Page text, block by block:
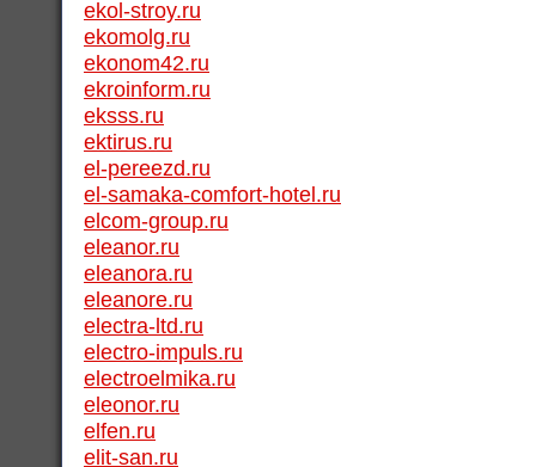
ekol-stroy.ru
ekomolg.ru
ekonom42.ru
ekroinform.ru
eksss.ru
ektirus.ru
el-pereezd.ru
el-samaka-comfort-hotel.ru
elcom-group.ru
eleanor.ru
eleanora.ru
eleanore.ru
electra-ltd.ru
electro-impuls.ru
electroelmika.ru
eleonor.ru
elfen.ru
elit-san.ru